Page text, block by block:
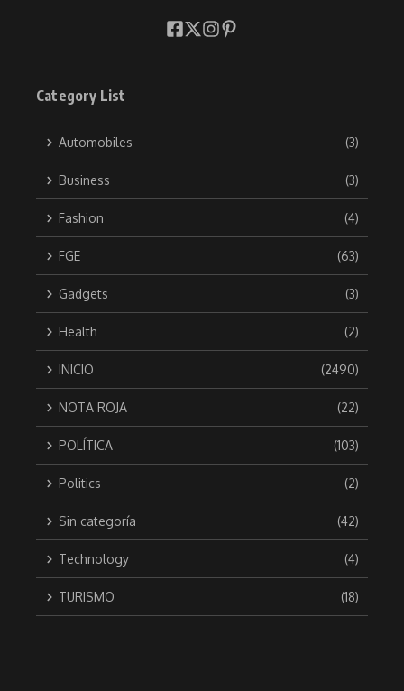
Category List
Automobiles (3)
Business (3)
Fashion (4)
FGE (63)
Gadgets (3)
Health (2)
INICIO (2490)
NOTA ROJA (22)
POLÍTICA (103)
Politics (2)
Sin categoría (42)
Technology (4)
TURISMO (18)